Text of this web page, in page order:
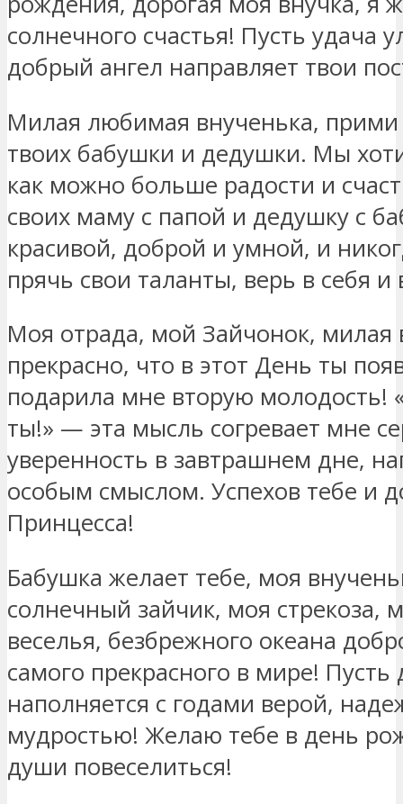
солнечного счастья! Пусть удача
добрый ангел направляет твои
Милая любимая внученька, прими
твоих бабушки и дедушки. Мы
как можно больше радости и
своих маму с папой и дедушку с
красивой, доброй и умной, и
прячь свои таланты, верь в себя и
Моя отрада, мой Зайчонок, милая
прекрасно, что в этот День ты
подарила мне вторую молодость!
ты!» — эта мысль согревает мне
уверенность в завтрашнем дне,
особым смыслом. Успехов тебе и
Принцесса!
Бабушка желает тебе, моя
солнечный зайчик, моя стрекоза,
веселья, безбрежного океана
самого прекрасного в мире! Пусть
наполняется с годами верой,
мудростью! Желаю тебе в день
души повеселиться!